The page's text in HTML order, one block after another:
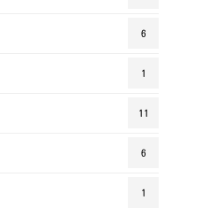
6
1
11
6
1